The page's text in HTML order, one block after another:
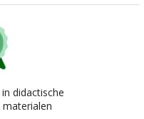
didactische